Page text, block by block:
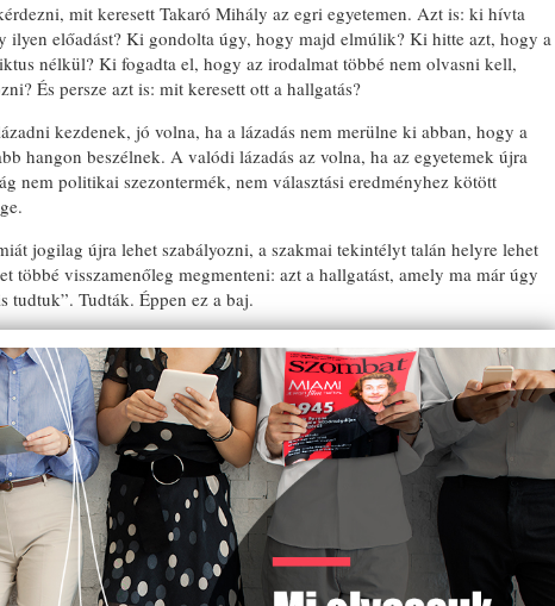
mit keresett Takaró Mihály az egri egyetemen. Azt is: ki hívta
ilyen előadást? Ki gondolta úgy, hogy majd elmúlik? Ki hitte azt, hogy a
nélkül? Ki fogadta el, hogy az irodalmat többé nem olvasni kell,
És persze azt is: mit keresett ott a hallgatás?
kezdenek, jó volna, ha a lázadás nem merülne ki abban, hogy a
hangon beszélnek. A valódi lázadás az volna, ha az egyetemek újra
nem politikai szezontermék, nem választási eredményhez kötött
jogilag újra lehet szabályozni, a szakmai tekintélyt talán helyre lehet
többé visszamenőleg megmenteni: azt a hallgatást, amely ma már úgy
tudtuk”. Tudták. Éppen ez a baj.